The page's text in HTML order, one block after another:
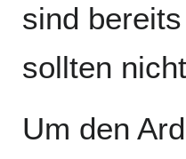
sind
sollten
Um den